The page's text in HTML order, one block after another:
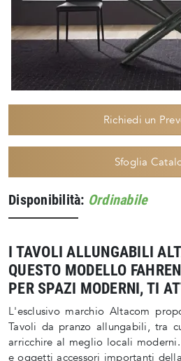
Richiedi un
Sfoglia
Disponibilità: Ordinabile
I TAVOLI ALLUNGABILI
QUESTO MODELLO
PER SPAZI MODERNI, TI
L'esclusivo marchio Altacom
Tavoli da pranzo allungabili, tra
arricchire al meglio locali
e oggetti accessori importanti